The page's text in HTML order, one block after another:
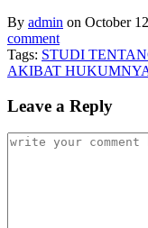
By admin on October
comment
Tags: STUDI
AKIBAT
Leave a Reply